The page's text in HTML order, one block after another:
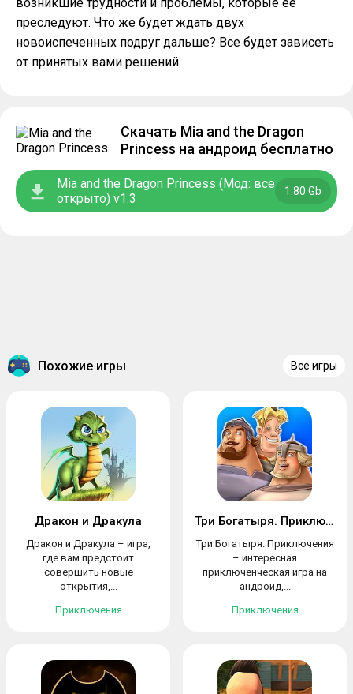
преследуют. Что же будет ждать двух
новоиспеченных подруг дальше? Все будет зависеть
от принятых вами решений.
Скачать Mia and the Dragon
Princess на андроид бесплатно
Mia and the Dragon Princess (Мод: все
открыто) v1.3
1.80 Gb
Похожие игры Все игры
Дракон и Дракула
Дракон и Дракула – игра,
где вам предстоит
совершить новые
открытия,...
Приключения
Три Богатыря. Приключения
Три Богатыря. Приключения
– интересная
приключенческая игра на
андроид,...
Приключения